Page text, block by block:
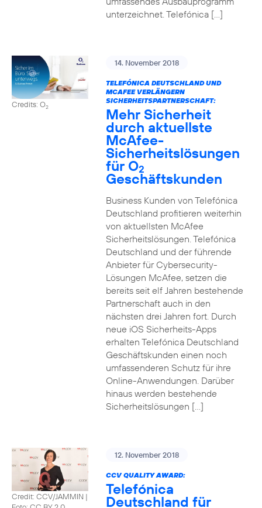
unterzeichnet. Telefónica […]
Credits: O2
14. November 2018
TELEFÓNICA DEUTSCHLAND UND
MCAFEE VERLÄNGERN
SICHERHEITSPARTNERSCHAFT:
Mehr Sicherheit
durch aktuellste
McAfee-
Sicherheitslösungen
für O2
Geschäftskunden
Business Kunden von Telefónica
Deutschland profitieren weiterhin
von aktuellsten McAfee
Sicherheitslösungen. Telefónica
Deutschland und der führende
Anbieter für Cybersecurity-
Lösungen McAfee, setzen die
bereits seit elf Jahren bestehende
Partnerschaft auch in den
nächsten drei Jahren fort. Durch
neue iOS Sicherheits-Apps
erhalten Telefónica Deutschland
Geschäftskunden einen noch
umfassenderen Schutz für ihre
Online-Anwendungen. Darüber
hinaus werden bestehende
Sicherheitslösungen […]
Credit: CCV/JAMMIN |
12. November 2018
CCV QUALITY AWARD:
Telefónica
Deutschland für